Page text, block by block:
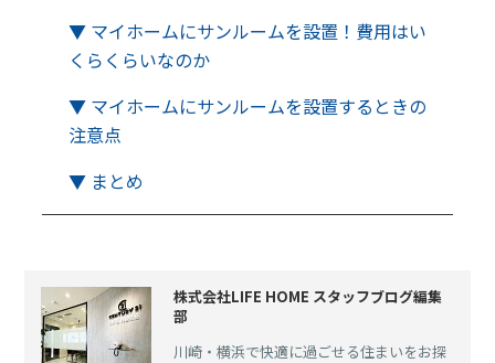
▼ マイホームにサンルームを設置！費用はい
くらくらいなのか
▼ マイホームにサンルームを設置するときの
注意点
▼ まとめ
株式会社LIFE HOME スタッフブログ編集
部
川崎・横浜で快適に過ごせる住まいをお探